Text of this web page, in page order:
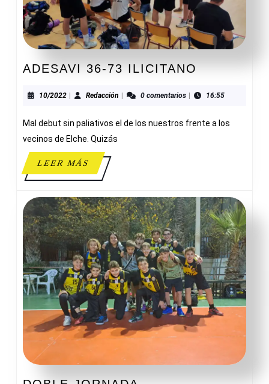
ADESAVI 36-73 ILICITANO
73
10/202210/2022Redacción Redacción0 comentarios 16:55
Mal debut sin paliativos el de los nuestros frente a los
vecinos de Elche. Quizás
LEER MÁSLEER
MÁS